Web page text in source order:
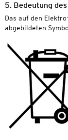
5. Bedeutung
Das auf den
abgebildeten